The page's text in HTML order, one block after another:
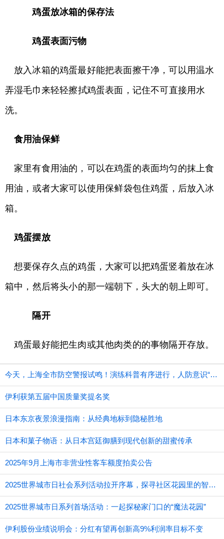
鸡蛋放冰箱的保存法
鸡蛋表面污物
放入冰箱的鸡蛋最好能把表面擦干净，可以用温水
弄湿毛巾来轻轻擦拭鸡蛋表面，记住不可直接用水
洗。
食用油保鲜
家里有食用油的，可以在鸡蛋的表面均匀的抹上食
用油，或者大家可以使用保鲜袋包住鸡蛋，后放入冰
箱。
鸡蛋摆放
想要保存久点的鸡蛋，大家可以把鸡蛋竖着放在冰
箱中，然后将头小的那一端朝下，头大的朝上即可。
隔开
鸡蛋最好能把生肉或其他肉类的的事物隔开存放。
今天，上海全市防空警报试鸣！演练科普有序进行，人防意识“声入人心”
伊利获第五届中国质量奖提名奖
日本东京夜景浪漫指南：从经典地标到隐秘胜地
日本和菓子物语：从日本宫廷御膳到现代创新的甜蜜传承
2025年9月上海市非营业性客车额度拍卖公告
2025世界城市日社会系列活动拉开序幕，探寻社区花园里的智慧应用
2025世界城市日系列首场活动：一起探秘家门口的“魔法花园”
伊利股份业绩说明会：分红有望再创新高9%利润率目标不变